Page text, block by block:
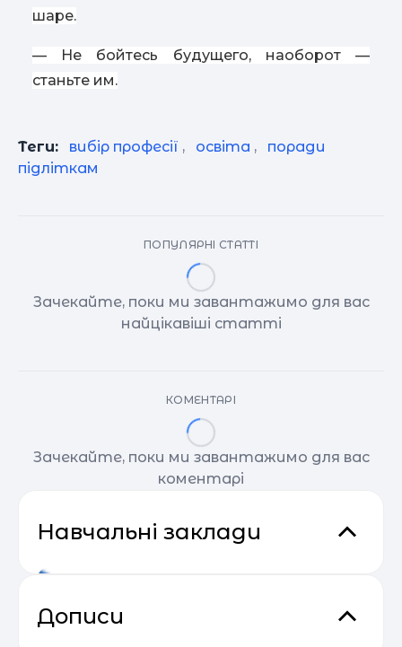
шаре.
— Не бойтесь будущего, наоборот —
станьте им.
Теги: вибір професії , освіта ,
поради
підліткам
ПОПУЛЯРНІ СТАТТІ
Зачекайте, поки ми завантажимо для вас
найцікавіші статті
КОМЕНТАРІ
Зачекайте, поки ми завантажимо для вас
коментарі
Навчальні заклади
Дописи